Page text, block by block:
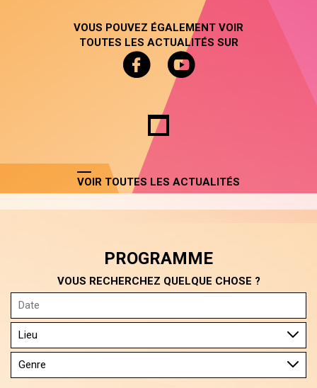
VOUS POUVEZ ÉGALEMENT VOIR
TOUTES LES ACTUALITÉS SUR
VOIR TOUTES LES ACTUALITÉS
PROGRAMME
VOUS RECHERCHEZ QUELQUE CHOSE ?